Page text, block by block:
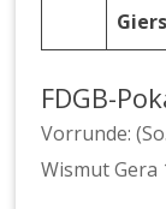
FDGB-
Vorrunde:
Wismut Gera